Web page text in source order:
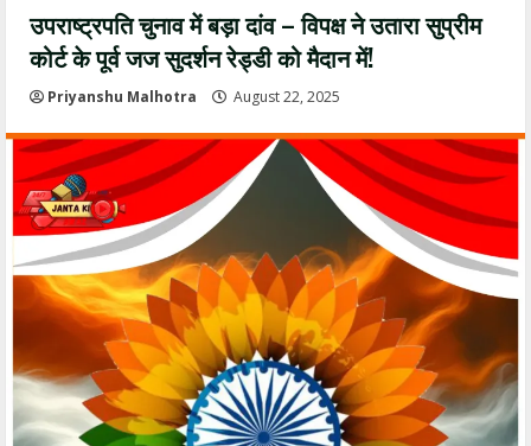
उपराष्ट्रपति चुनाव में बड़ा दांव – विपक्ष ने उतारा सुप्रीम
कोर्ट के पूर्व जज सुदर्शन रेड्डी को मैदान में!
Priyanshu Malhotra August 22, 2025